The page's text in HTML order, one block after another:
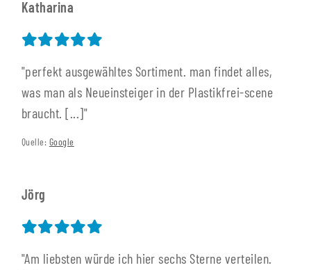
Katharina
"perfekt ausgewähltes Sortiment. man findet alles,
was man als Neueinsteiger in der Plastikfrei-scene
braucht. [...]"
Quelle: Google
Jörg
"Am liebsten würde ich hier sechs Sterne verteilen.